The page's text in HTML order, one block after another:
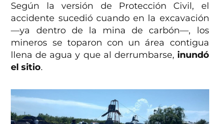
Según la versión de Protección Civil, el
accidente sucedió cuando en la excavación
—ya dentro de la mina de carbón—, los
mineros se toparon con un área contigua
llena de agua y que al derrumbarse, inundó
el sitio.